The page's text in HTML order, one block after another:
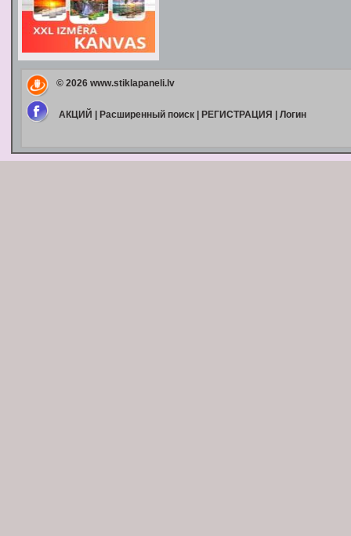
© 2026 www.stiklapaneli.lv
АКЦИЙ Расширенный поиск| РЕГИСТРАЦИЯ Логин